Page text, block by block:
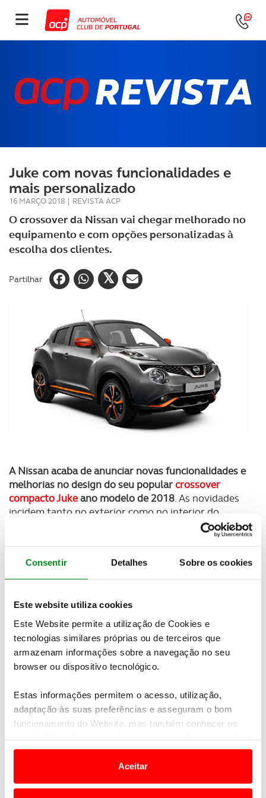
Consentir Detalhes Sobre os cookies
Este website utiliza cookies
Este Website permite a utilização de Cookies e
tecnologias similares próprias ou de terceiros que
armazenam informações sobre a navegação no seu
browser ou dispositivo tecnológico.
Estas informações permitem o acesso, utilização,
adaptação às suas preferências e asseguram o bom
funcionamento do Website, mas também conhecer os
e anúncios de modo a promover produtos e/ou serviços.
Em alguns casos, a utilização destas tecnologias
Aceitar
Juke com novas funcionalidades e
mais personalizado
16 MARÇO 2018 | REVISTA ACP
O crossover da Nissan vai chegar melhorado no
equipamento e com opções personalizadas à
escolha dos clientes.
Partilhar
A Nissan acaba de anunciar novas funcionalidades e
melhorias no design do seu popularcrossover
compacto Jukeano modelo de 2018. As novidades
incidem tanto no exterior como no interior do
automóvel a acabam de ser dadas a conhecer no
do modelo que passa agora a disponibilizar o
sistema de som BOSE
Power Bluepara uma mais ampla escolha para o